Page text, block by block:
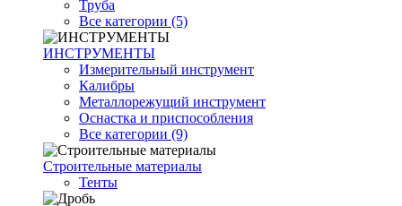
Труба
Все категории (5)
ИНСТРУМЕНТЫ
Измерительный инструмент
Калибры
Металлорежущий инструмент
Оснастка и приспособления
Все категории (9)
Строительные материалы
Тенты